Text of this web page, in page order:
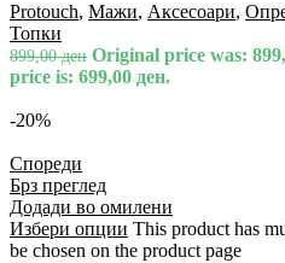
Protouch, Мажи, Аксесоари,
Топки
899,00ден Original price was:
price is: 699,00 ден.
-20%
Спореди
Брз преглед
Додади во омилени
Избери опции This product has
be chosen on the product page